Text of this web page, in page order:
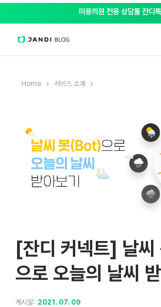
미용의원 전용 상담툴 잔디
Home 서비스 소개
[잔디 커넥트] 날
으로 오늘의 날씨
게시일: 2021. 07. 09